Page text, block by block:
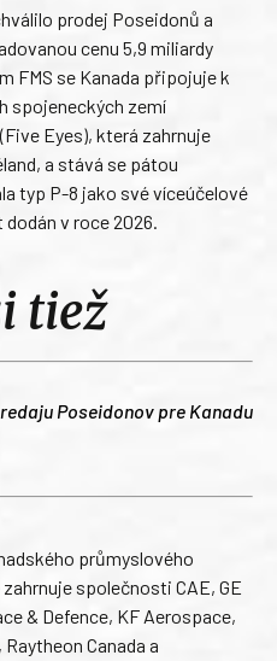
prodej Poseidonů a
cenu 5,9 miliardy
FMS se Kanada připojuje k
spojeneckých zemí
Eyes), která zahrnuje
a stává se pátou
typ P-8 jako své víceúčelové
v roce 2026.
tiež
Poseidonov pre Kanadu
průmyslového
společnosti CAE, GE
& Defence, KF Aerospace,
Canada a